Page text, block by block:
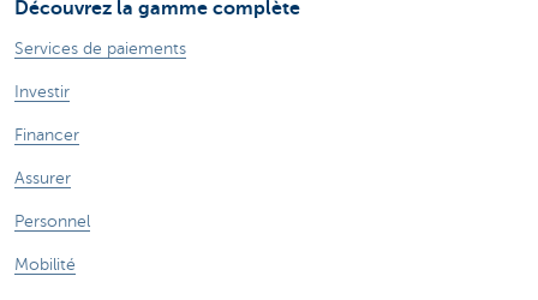
Découvrez la gamme complète
Services de paiements
Investir
Financer
Assurer
Personnel
Mobilité